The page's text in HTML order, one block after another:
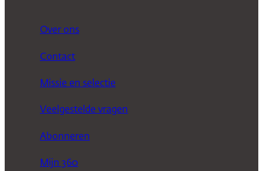
Over ons
Contact
Missie en selectie
Veelgestelde vragen
Abonneren
Mijn 360